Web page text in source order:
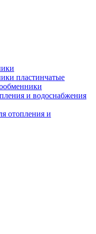
пластинчатые
и водоснабжения
отопления и